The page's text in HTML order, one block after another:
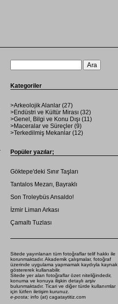
Kategoriler
>Arkeolojik Alanlar (27)
>Endüstri ve Kültür Mirası (32)
>Genel, Bilgi ve Konu Dışı (11)
>Maceralar ve Süreçler (9)
>Terkedilmiş Mekanlar (12)
Popüler yazılar;
Göktepe'deki Sınır Taşları
Tantalos Mezarı, Bayraklı
Son Troleybüs Ansaldo!
İzmir Liman Arkası
Çamaltı Tuzlası
Sitede yayınlanan tüm fotoğraflar telif hakkı ile
korunmaktadır. Akademik çalışmalar, fotoğraf
üzerinde uygulama yapmamak kaydıyla kaynak
göstererek kullanabilir.
Sitede yer alan fotoğraflar özet niteliğindedir,
konuma ve konuya ilişkin detaylı arşiv
bulunmaktadır. Ticari ve diğer türde kullanımlar
için lütfen iletişim kurunuz.
e-posta; info (at) cagataytitiz.com